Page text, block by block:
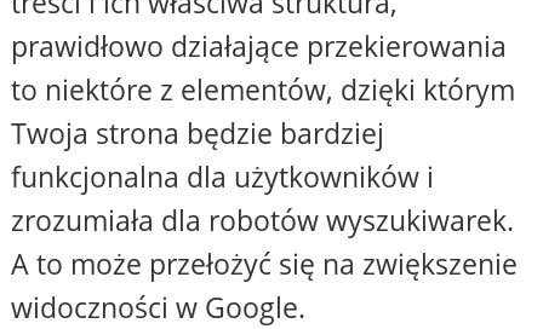
prawidłowo działające przekierowania
to niektóre z elementów, dzięki którym
Twoja strona będzie bardziej
funkcjonalna dla użytkowników i
zrozumiała dla robotów wyszukiwarek.
A to może przełożyć się na zwiększenie
widoczności w Google.